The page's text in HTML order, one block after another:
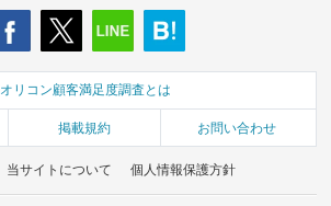
オリコン顧客満足度調査とは
掲載規約 お問い合わせ
当サイトについて 個人情報保護方針